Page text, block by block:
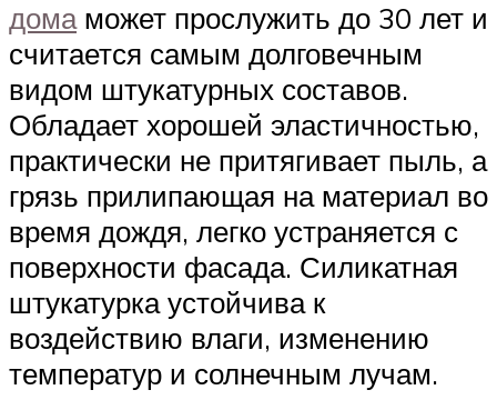
домаможет прослужить до 30 лет и
считается самым долговечным
видом штукатурных составов.
Обладает хорошей эластичностью,
практически не притягивает пыль, а
грязь прилипающая на материал во
время дождя, легко устраняется с
поверхности фасада. Силикатная
штукатурка устойчива к
воздействию влаги, изменению
температур и солнечным лучам.